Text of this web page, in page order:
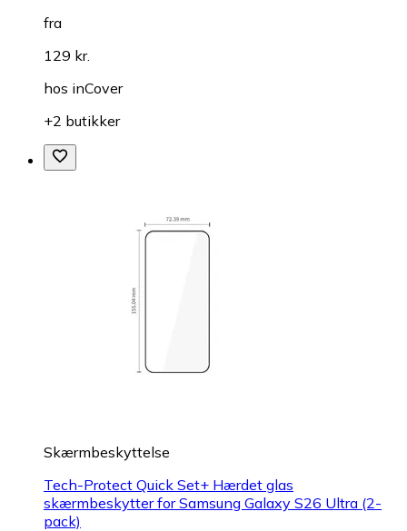
fra
129 kr.
hos inCover
+2 butikker
Skærmbeskyttelse
Tech-Protect Quick Set+ Hærdet glas
skærmbeskytter for Samsung Galaxy S26 Ultra (2-
pack)